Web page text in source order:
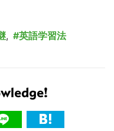
, 英語学習法